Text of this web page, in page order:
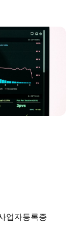
업자등록증